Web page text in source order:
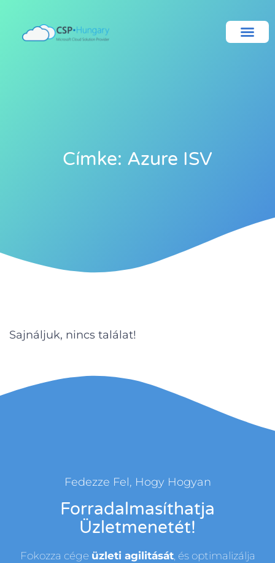
Címke: Azure ISV
Sajnáljuk, nincs találat!
Fedezze Fel, Hogy Hogyan
Forradalmasíthatja
Üzletmenetét!
Fokozza cége üzleti agilitását, és optimalizálja